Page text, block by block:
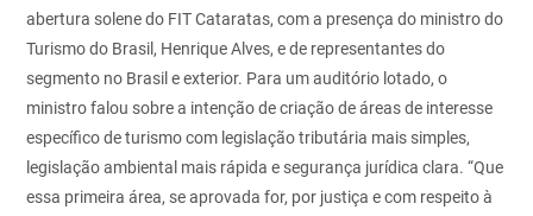
abertura solene do FIT Cataratas, com a presença do ministro do
Turismo do Brasil, Henrique Alves, e de representantes do
segmento no Brasil e exterior. Para um auditório lotado, o
ministro falou sobre a intenção de criação de áreas de interesse
específico de turismo com legislação tributária mais simples,
legislação ambiental mais rápida e segurança jurídica clara. “Que
essa primeira área, se aprovada for, por justiça e com respeito à